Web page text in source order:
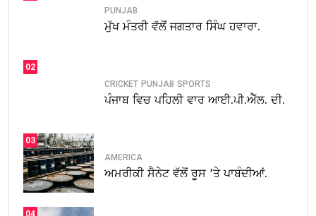
PUNJAB
ਮੁੱਖ ਮੰਤਰੀ ਵੱਲੋਂ ਜਗਤਾਰ ਸਿੰਘ ਹਵਾਰਾ.
02
CRICKET PUNJAB SPORTS
ਪੰਜਾਬ ਵਿਚ ਪਹਿਲੀ ਵਾਰ ਆਈ.ਪੀ.ਐੱਲ. ਦੀ.
03
AMERICA
ਅਮਰੀਕੀ ਸੈਨੇਟ ਵੱਲੋਂ ਰੂਸ ‘ਤੇ ਪਾਬੰਦੀਆਂ.
04